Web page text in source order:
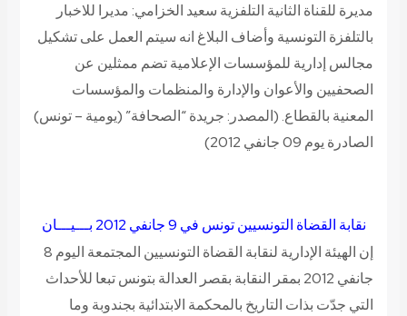
مديرة للقناة الثانية التلفزية سعيد الخزامي: مديرا للاخبار
بالتلفزة التونسية وأضاف البلاغ انه سيتم العمل على تشكيل
مجالس إدارية للمؤسسات الإعلامية تضم ممثلين عن
الصحفيين والأعوان والإدارة والمنظمات والمؤسسات
المعنية بالقطاع. (المصدر: جريدة “الصحافة” (يومية – تونس)
الصادرة يوم 09 جانفي 2012)
نقابة القضاة التونسيينتونس في 9 جانفي 2012
بـــيـــان
إن الهيئة الإدارية لنقابة القضاة التونسيين المجتمعة اليوم 8
جانفي 2012 بمقر النقابة بقصر العدالة بتونس تبعا للأحداث
التي جدّت بذات التاريخ بالمحكمة الابتدائية بجندوبة وما